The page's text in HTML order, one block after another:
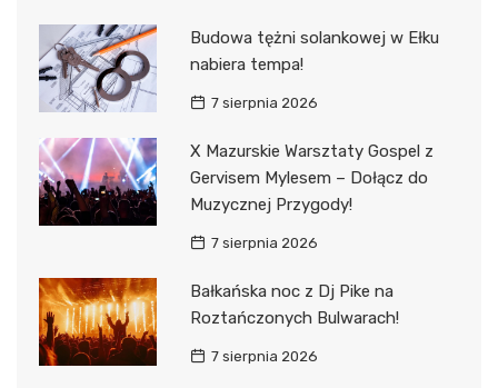
Budowa tężni solankowej w Ełku
nabiera tempa!
7 sierpnia 2026
X Mazurskie Warsztaty Gospel z
Gervisem Mylesem – Dołącz do
Muzycznej Przygody!
7 sierpnia 2026
Bałkańska noc z Dj Pike na
Roztańczonych Bulwarach!
7 sierpnia 2026